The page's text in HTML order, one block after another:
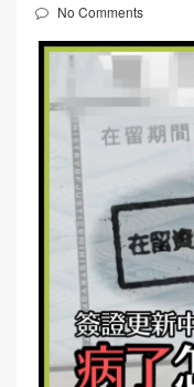
o
s
t
e
o
No Comments